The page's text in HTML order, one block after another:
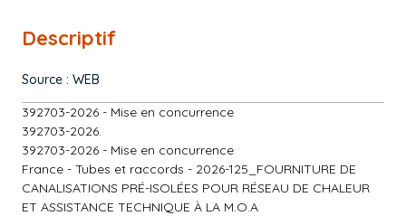
Descriptif
Source : WEB
392703-2026 - Mise en concurrence
392703-2026.
392703-2026 - Mise en concurrence
France - Tubes et raccords - 2026-125_FOURNITURE DE
CANALISATIONS PRÉ-ISOLÉES POUR RÉSEAU DE CHALEUR
ET ASSISTANCE TECHNIQUE À LA M.O.A